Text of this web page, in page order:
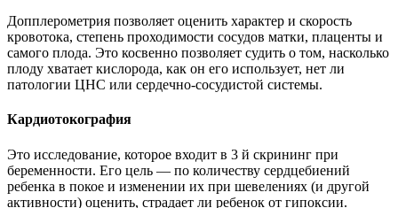
Допплерометрия позволяет оценить характер и скорость
кровотока, степень проходимости сосудов матки, плаценты и
самого плода. Это косвенно позволяет судить о том, насколько
плоду хватает кислорода, как он его использует, нет ли
патологии ЦНС или сердечно-сосудистой системы.
Кардиотокография
Это исследование, которое входит в 3 й скрининг при
беременности. Его цель — по количеству сердцебиений
ребенка в покое и изменении их при шевелениях (и другой
активности) оценить, страдает ли ребенок от гипоксии.